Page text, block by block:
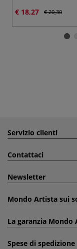
€ 18,27 € 20,30
Servizio clienti
Contattaci
Newsletter
Mondo Artista sui
La garanzia Mondo
Spese di spedizione